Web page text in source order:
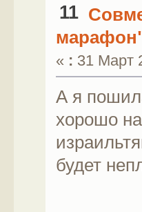
11
« : 31 Март
А я
хорошо
будет